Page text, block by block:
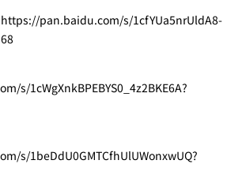
https://pan.baidu.com/s/1cfYUa5nrUldA8-
s/1cWgXnkBPEBYS0_4z2BKE6A?
s/1beDdU0GMTCfhUlUWonxwUQ?